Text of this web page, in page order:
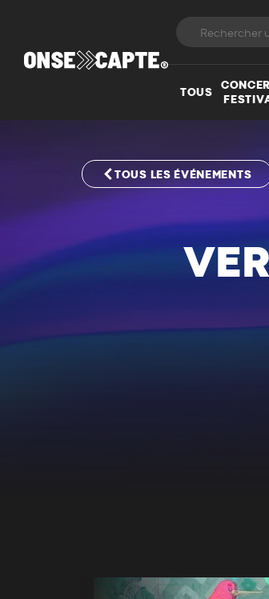
TOUS
TOUS LES ÉVÉNEMENTS